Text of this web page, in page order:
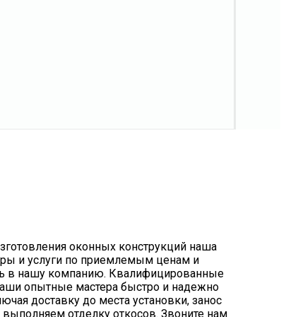
оконных конструкций наша
и услуги по приемлемым ценам и
в нашу компанию. Квалифицированные
опытные мастера быстро и надежно
доставку до места установки, занос
отделку откосов. Звоните нам